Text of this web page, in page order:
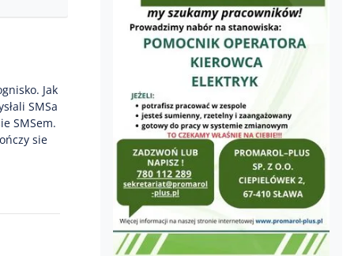
Jak
SMSa
SMSem.
sie